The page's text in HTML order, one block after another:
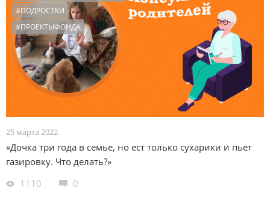
#ПОДРОСТКИ
#ПРОЕКТЫФОНДА
25 марта 2022
«Дочка три года в семье, но ест только сухарики и пьет
газировку. Что делать?»
1110
0